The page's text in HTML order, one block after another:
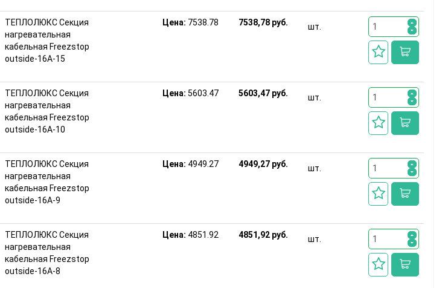
ТЕПЛОЛЮКС Секция
нагревательная
кабельная Freezstop
outside-16A-15
Цена: 7538.78 7538,78 руб. шт.
ТЕПЛОЛЮКС Секция
нагревательная
кабельная Freezstop
outside-16A-10
Цена: 5603.47 5603,47 руб. шт.
ТЕПЛОЛЮКС Секция
нагревательная
кабельная Freezstop
outside-16A-9
Цена: 4949.27 4949,27 руб. шт.
ТЕПЛОЛЮКС Секция
нагревательная
кабельная Freezstop
outside-16A-8
Цена: 4851.92 4851,92 руб. шт.